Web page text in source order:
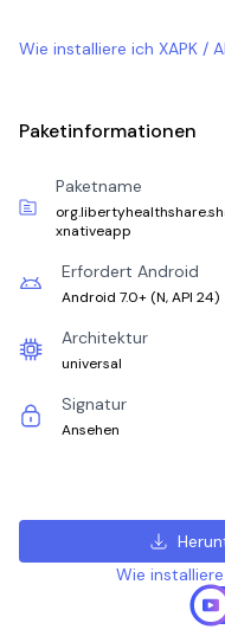
Wie installiere ich XAPK /
Paketinformationen
Paketname
xnativeapp
Erfordert Android
Android 7.0+ (N, API 24)
Architektur
universal
Signatur
Ansehen
Wie